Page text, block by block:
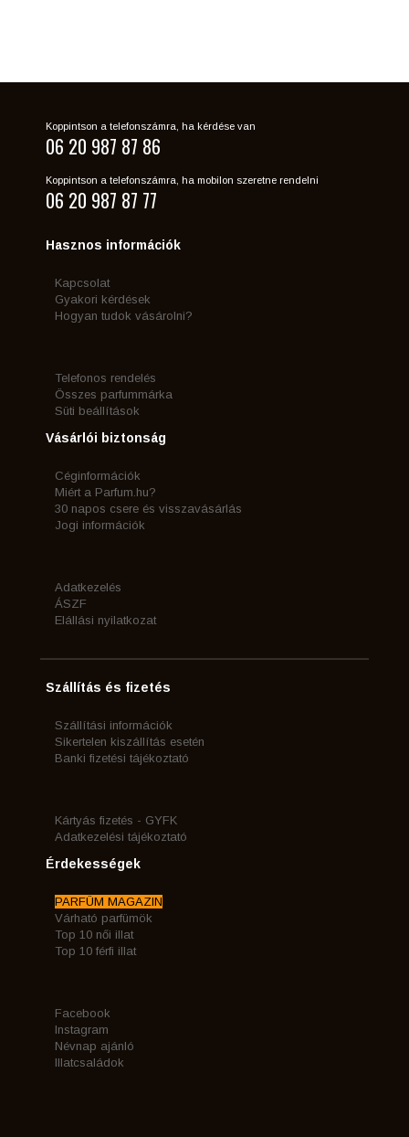
Koppintson a telefonszámra, ha kérdése van
06 20 987 87 86
Koppintson a telefonszámra, ha mobilon szeretne rendelni
06 20 987 87 77
Hasznos információk
Kapcsolat
Gyakori kérdések
Hogyan tudok vásárolni?
Telefonos rendelés
Összes parfummárka
Süti beállítások
Vásárlói biztonság
Céginformációk
Miért a Parfum.hu?
30 napos csere és visszavásárlás
Jogi információk
Adatkezelés
ÁSZF
Elállási nyilatkozat
Szállítás és fizetés
Szállítási információk
Sikertelen kiszállítás esetén
Banki fizetési tájékoztató
Kártyás fizetés - GYFK
Adatkezelési tájékoztató
Érdekességek
PARFÜM MAGAZIN
Várható parfümök
Top 10 női illat
Top 10 férfi illat
Facebook
Instagram
Névnap ajánló
Illatcsaládok